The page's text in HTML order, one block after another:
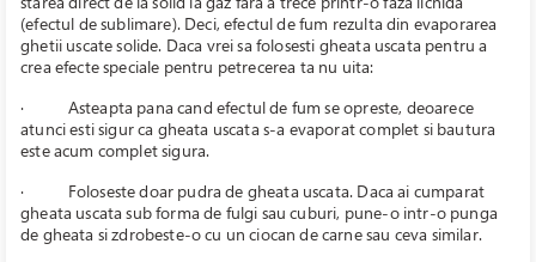
(efectul de sublimare). Deci, efectul de fum rezulta din evaporarea
ghetii uscate solide. Daca vrei sa folosesti gheata uscata pentru a
crea efecte speciale pentru petrecerea ta nu uita:
·
Asteapta pana cand efectul de fum se opreste, deoarece
atunci esti sigur ca gheata uscata s-a evaporat complet si bautura
este acum complet sigura.
·
Foloseste doar pudra de gheata uscata. Daca ai cumparat
gheata uscata sub forma de fulgi sau cuburi, pune-o intr-o punga
de gheata si zdrobeste-o cu un ciocan de carne sau ceva similar.